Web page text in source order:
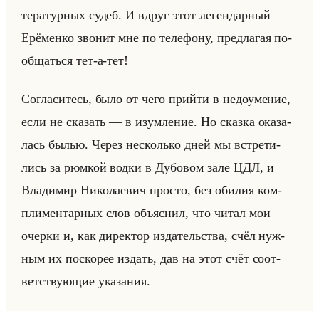
те­ра­тур­ных судеб. И вдруг этот ле­ген­дар­ный
Ерё­мен­ко зво­нит мне по те­ле­фо­ну, пред­ла­гая по­
об­щаться тет-а-тет!
Со­гла­си­тесь, было от чего прийти в недо­уме­ние,
если не ска­зать — в изум­ле­ние. Но сказ­ка ока­за­
лась былью. Через несколько дней мы встре­ти­
лись за рюм­кой водки в Ду­бо­вом зале ЦДЛ, и
Вла­ди­мир Ни­ко­ла­евич про­сто, без оби­лия ком­
пли­мен­тар­ных слов объяс­нил, что читал мои
очер­ки и, как ди­рек­тор из­да­тельства, счёл нуж­
ным их по­ско­рее из­дать, дав на этот счёт со­от­
вет­ству­ющие ука­за­ния.